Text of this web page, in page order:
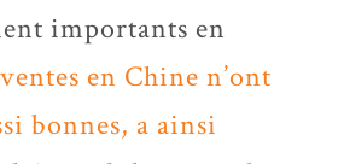
importants en
en Chine n’ont
bonnes, a ainsi